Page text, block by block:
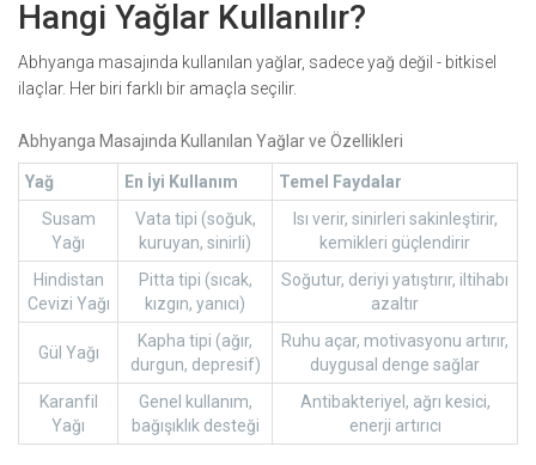
Hangi Yağlar Kullanılır?
Abhyanga masajında kullanılan yağlar, sadece yağ değil - bitkisel
ilaçlar. Her biri farklı bir amaçla seçilir.
Abhyanga Masajında Kullanılan Yağlar ve Özellikleri
Yağ En İyi Kullanım
Temel Faydalar
Susam
Yağı
Vata tipi (soğuk,
kuruyan, sinirli)
Isı verir, sinirleri sakinleştirir,
kemikleri güçlendirir
Hindistan
Cevizi Yağı
Pitta tipi (sıcak,
kızgın, yanıcı)
Soğutur, deriyi yatıştırır, iltihabı
azaltır
Gül Yağı
Kapha tipi (ağır,
durgun, depresif)
Ruhu açar, motivasyonu artırır,
duygusal denge sağlar
Karanfil
Yağı
Genel kullanım,
bağışıklık desteği
Antibakteriyel, ağrı kesici,
enerji artırıcı